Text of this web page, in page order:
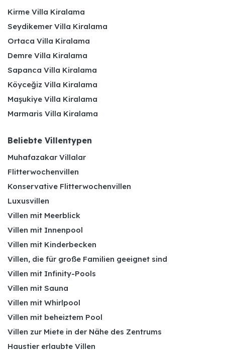
Kirme Villa Kiralama
Seydikemer Villa Kiralama
Ortaca Villa Kiralama
Demre Villa Kiralama
Sapanca Villa Kiralama
Köyceğiz Villa Kiralama
Maşukiye Villa Kiralama
Marmaris Villa Kiralama
Beliebte Villentypen
Muhafazakar Villalar
Flitterwochenvillen
Konservative Flitterwochenvillen
Luxusvillen
Villen mit Meerblick
Villen mit Innenpool
Villen mit Kinderbecken
Villen, die für große Familien geeignet sind
Villen mit Infinity-Pools
Villen mit Sauna
Villen mit Whirlpool
Villen mit beheiztem Pool
Villen zur Miete in der Nähe des Zentrums
Haustier erlaubte Villen